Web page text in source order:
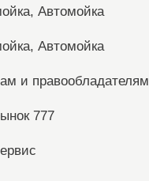
Автомойка
Автомойка
и правообладателям
777